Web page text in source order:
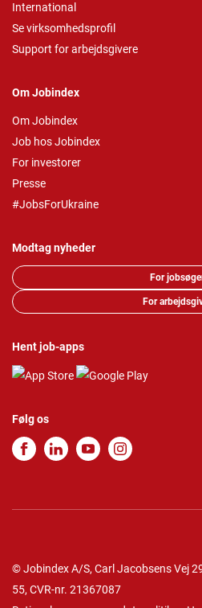
International
Se virksomhedsprofil
Support for arbejdsgivere
Om Jobindex
Om Jobindex
Job hos Jobindex
For investorer
Presse
#JobsForUkraine
Modtag nyheder
For
For
Hent job-apps
Følg os
© Jobindex A/S, Carl Jacobsens Vej
55, CVR-nr. 21367087